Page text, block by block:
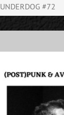
UNDERDOG #72